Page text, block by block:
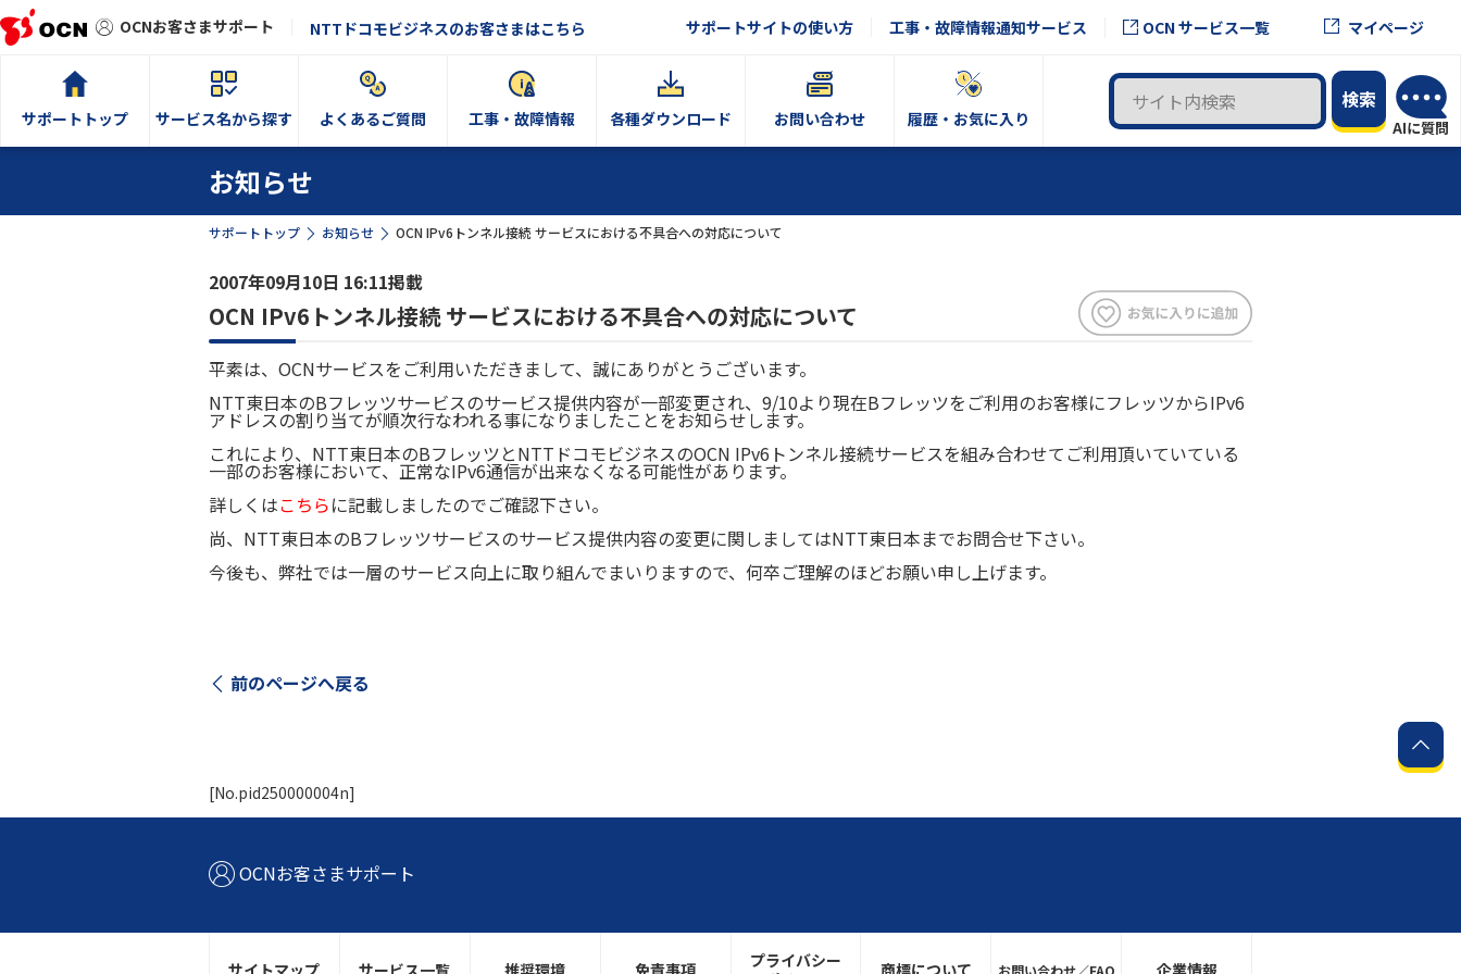
OCNお客さまサポート NTTドコモビジネスのお客さまはこちら サポートサイトの使い方 工事・故障情報通知サービス OCN サービス一覧 マイページ
サポートトップ サービス名から探す よくあるご質問 工事・故障情報 各種ダウンロード お問い合わせ 履歴・お気に入り
お知らせ
サポートトップ お知らせ OCN IPv6トンネル接続 サービスにおける不具合への対応について
2007年09月10日 16:11掲載
OCN IPv6トンネル接続 サービスにおける不具合への対応について
平素は、OCNサービスをご利用いただきまして、誠にありがとうございます。
NTT東日本のBフレッツサービスのサービス提供内容が一部変更され、9/10より現在Bフレッツをご利用のお客様にフレッツからIPv6
アドレスの割り当てが順次行なわれる事になりましたことをお知らせします。
これにより、NTT東日本のBフレッツとNTTドコモビジネスのOCN IPv6トンネル接続サービスを組み合わせてご利用頂いていている
一部のお客様において、正常なIPv6通信が出来なくなる可能性があります。
詳しくはこちらに記載しましたのでご確認下さい。
尚、NTT東日本のBフレッツサービスのサービス提供内容の変更に関しましてはNTT東日本までお問合せ下さい。
今後も、弊社では一層のサービス向上に取り組んでまいりますので、何卒ご理解のほどお願い申し上げます。
前のページへ戻る
[No.pid250000004n]
OCNお客さまサポート
サイトマップ サービス一覧 推奨環境 免責事項
プライバシー
商標について お問い合わせ／FAQ 企業情報